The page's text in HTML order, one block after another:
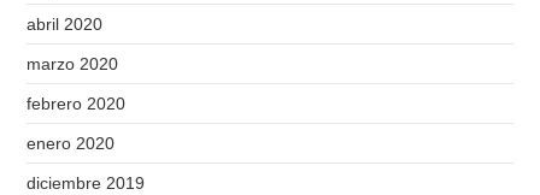
abril 2020
marzo 2020
febrero 2020
enero 2020
diciembre 2019